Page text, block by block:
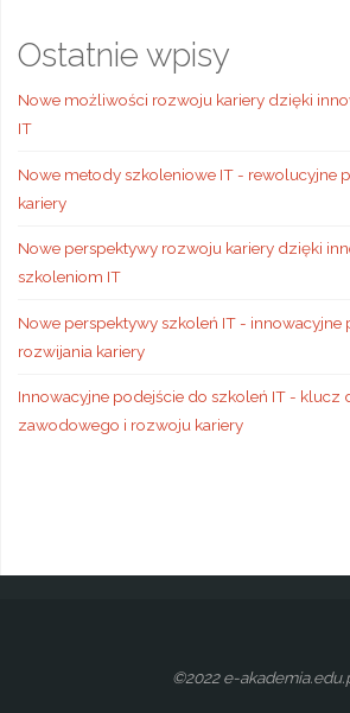
Ostatnie wpisy
Nowe możliwości rozwoju kariery dzięki
IT
Nowe metody szkoleniowe IT - rewolucyjne
kariery
Nowe perspektywy rozwoju kariery dzięki
szkoleniom IT
Nowe perspektywy szkoleń IT - innowacyjne
rozwijania kariery
Innowacyjne podejście do szkoleń IT - klucz
zawodowego i rozwoju kariery
©2022 e-